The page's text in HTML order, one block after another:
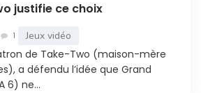
justifie ce choix
1 Jeux vidéo
de Take-Two (maison-mère
a défendu l’idée que Grand
6) ne...